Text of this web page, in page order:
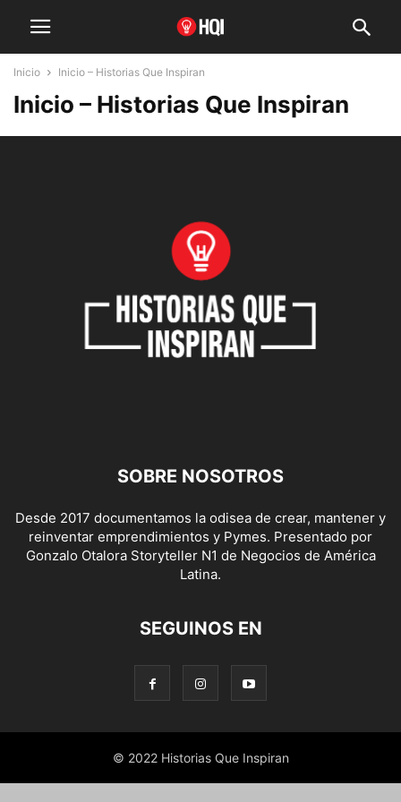
Inicio Inicio – Historias Que Inspiran
Inicio – Historias Que Inspiran
SOBRE NOSOTROS
Desde 2017 documentamos la odisea de crear, mantener y
reinventar emprendimientos y Pymes. Presentado por
Gonzalo Otalora Storyteller N1 de Negocios de América
Latina.
SEGUINOS EN
© 2022 Historias Que Inspiran